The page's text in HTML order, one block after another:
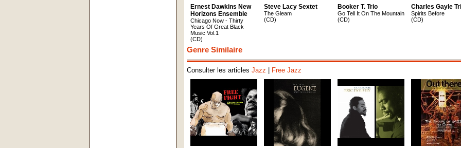
Ernest Dawkins New
Horizons Ensemble
Chicago Now - Thirty
Years Of Great Black
Music Vol.1
(CD)
Steve Lacy Sextet
The Gleam
(CD)
Booker T. Trio
Go Tell It On The Mountain
(CD)
Charles Gayle
Spirits Before
(CD)
Genre Similaire
Consulter les articles Jazz Free Jazz